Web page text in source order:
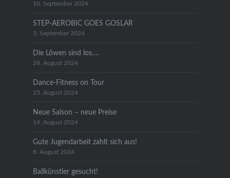
10. September 2024
STEP-AEROBIC GOES GOSLAR
3. September 2024
Die Löwen sind los….
28. August 2024
Dance-Fitness on Tour
25. August 2024
Neue Saison – neue Preise
14. August 2024
Gute Jugendarbeit zahlt sich aus!
8. August 2024
Ballkünstler gesucht!